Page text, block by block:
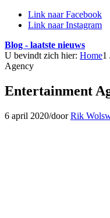
Link naar Facebook
Link naar Instagram
Blog - laatste nieuws
U bevindt zich hier: Home1
Agency
Entertainment
6 april 2020/doorRik